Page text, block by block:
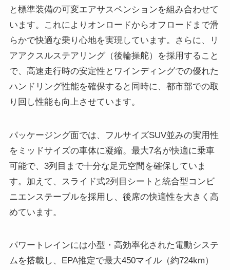
と標準装備の可変エアサスペンションを組み合わせて
います。これによりオンロードからオフロードまで滑
らかで快適な乗り心地を実現しています。さらに、リ
アアクスルステアリング（後輪操舵）を採用すること
で、高速走行時の安定性とワインディングでの優れた
ハンドリング性能を確保すると同時に、都市部での取
り回し性能も向上させています。
パッケージング面では、フルサイズSUV並みの実用性
をミッドサイズの車体に凝縮。最大7名が快適に乗車
可能で、3列目まで十分な足元空間を確保していま
す。加えて、スライド式2列目シートと統合型コンビ
ニエンステーブルを採用し、後席の快適性を大きく高
めています。
パワートレインには小型・高効率化された電動システ
ムを搭載し、EPA推定で最大450マイル（約724km）